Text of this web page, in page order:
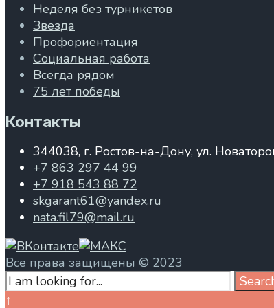
Неделя без турникетов
Звезда
Профориентация
Социальная работа
Всегда рядом
75 лет победы
Контакты
344038, г. Ростов-на-Дону, ул.
+7 863 297 44 99
+7 918 543 88 72
skgarant61@yandex.ru
nata.fil79@mail.ru
Все права защищены © 2023
Search
for:
Close
↑